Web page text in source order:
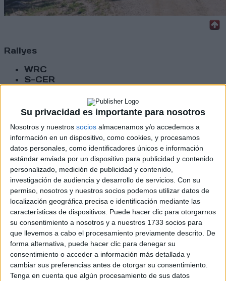
Su privacidad es importante para nosotros
Nosotros y nuestros socios almacenamos y/o accedemos a
información en un dispositivo, como cookies, y procesamos
datos personales, como identificadores únicos e información
estándar enviada por un dispositivo para publicidad y contenido
personalizado, medición de publicidad y contenido,
investigación de audiencia y desarrollo de servicios. Con su
permiso, nosotros y nuestros socios podemos utilizar datos de
localización geográfica precisa e identificación mediante las
características de dispositivos. Puede hacer clic para otorgarnos
su consentimiento a nosotros y a nuestros 1733 socios para
que llevemos a cabo el procesamiento previamente descrito. De
forma alternativa, puede hacer clic para denegar su
consentimiento o acceder a información más detallada y
cambiar sus preferencias antes de otorgar su consentimiento.
Tenga en cuenta que algún procesamiento de sus datos
Rallyes
WRC
S-CER
CERT
Internacionales
Campeonatos Autonómicos
Históricos
Dakar
RallyCross
Circuitos
F1
Fórmula E
F2 / F3 / F4
Resistencia
Indycar
Otros
Producto